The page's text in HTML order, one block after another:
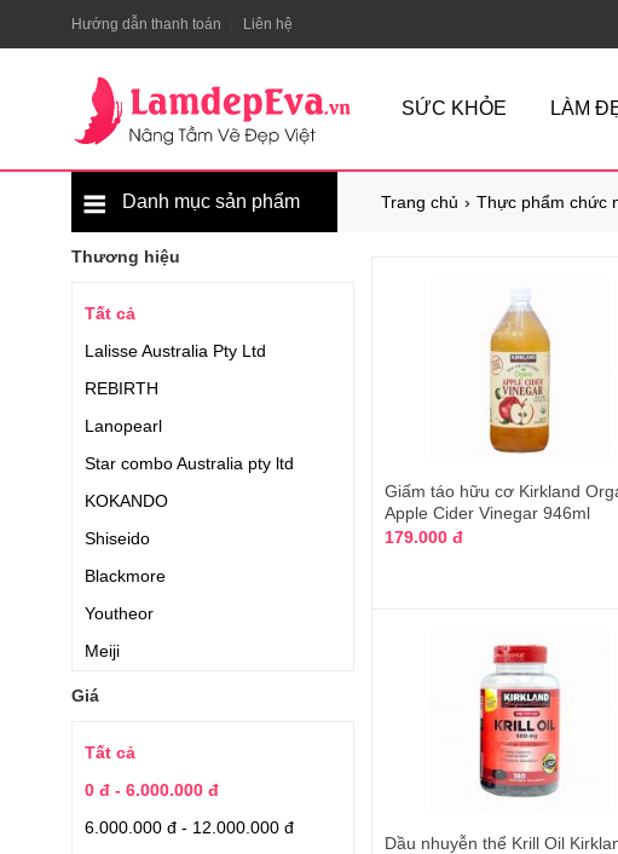
Hướng dẫn thanh toán Liên hệ
SỨC KHỎE LÀM
Trang chủ Thực phẩm chức
Danh mục sản phẩm
Thương hiệu
Tất cả
Lalisse Australia Pty Ltd
REBIRTH
Lanopearl
Star combo Australia pty ltd
KOKANDO
Shiseido
Blackmore
Youtheor
Meiji
Jarrow Formulas
Applied Nutrition
Nature’s Bounty
Auhealth
Giá
Tất cả
0 đ - 6.000.000 đ
6.000.000 đ - 12.000.000 đ
Giấm táo hữu cơ Kirkland
Apple Cider Vinegar 946ml
179.000 đ
Dầu nhuyễn thể Krill Oil